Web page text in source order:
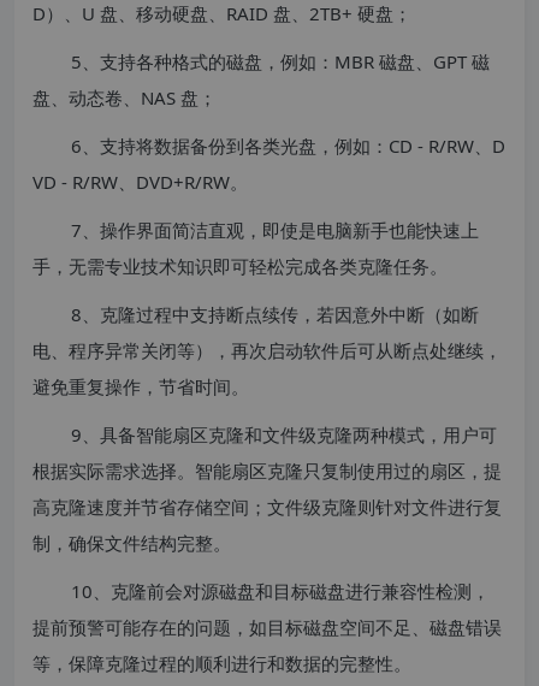
D）、U 盘、移动硬盘、RAID 盘、2TB+ 硬盘；
5、支持各种格式的磁盘，例如：MBR 磁盘、GPT 磁
盘、动态卷、NAS 盘；
6、支持将数据备份到各类光盘，例如：CD - R/RW、D
VD - R/RW、DVD+R/RW。
7、操作界面简洁直观，即使是电脑新手也能快速上
手，无需专业技术知识即可轻松完成各类克隆任务。
8、克隆过程中支持断点续传，若因意外中断（如断
电、程序异常关闭等），再次启动软件后可从断点处继续，
避免重复操作，节省时间。
9、具备智能扇区克隆和文件级克隆两种模式，用户可
根据实际需求选择。智能扇区克隆只复制使用过的扇区，提
高克隆速度并节省存储空间；文件级克隆则针对文件进行复
制，确保文件结构完整。
10、克隆前会对源磁盘和目标磁盘进行兼容性检测，
提前预警可能存在的问题，如目标磁盘空间不足、磁盘错误
等，保障克隆过程的顺利进行和数据的完整性。